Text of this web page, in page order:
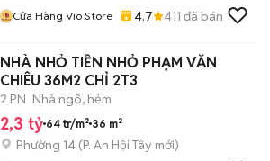
Cửa Hàng Vio Store 4.7 411 đã bán
NHÀ NHỎ TIỀN NHỎ PHẠM VĂN
CHIÊU 36M2 CHỈ 2T3
2 PN Nhà ngõ, hẻm
2,3 tỷ 64 tr/m² 36 m²
Phường 14 (P. An Hội Tây mới)